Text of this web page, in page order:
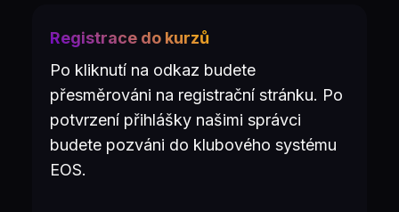
Registrace do kurzů
Po kliknutí na odkaz budete
přesměrováni na registrační stránku. Po
potvrzení přihlášky našimi správci
budete pozváni do klubového systému
EOS.